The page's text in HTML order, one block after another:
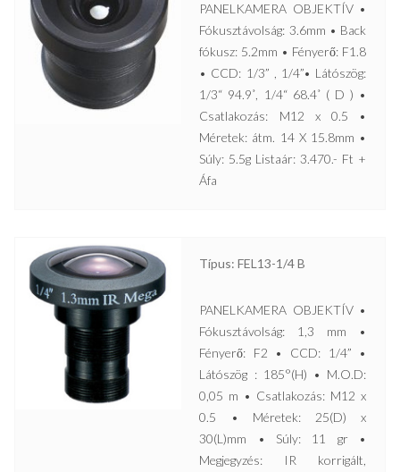
PANELKAMERA OBJEKTÍV •
Fókusztávolság: 3.6mm • Back
fókusz: 5.2mm • Fényerő: F1.8
• CCD: 1/3” , 1/4”• Látószög:
1/3“ 94.9˚, 1/4“ 68.4˚ ( D ) •
Csatlakozás: M12 x 0.5 •
Méretek: átm. 14 X 15.8mm •
Súly: 5.5g Listaár: 3.470.- Ft +
Áfa
Típus: FEL13-1/4 B
PANELKAMERA OBJEKTÍV •
Fókusztávolság: 1,3 mm •
Fényerő: F2 • CCD: 1/4” •
Látószög : 185°(H) • M.O.D:
0,05 m • Csatlakozás: M12 x
0.5 • Méretek: 25(D) x
30(L)mm • Súly: 11 gr •
Megjegyzés: IR korrigált,